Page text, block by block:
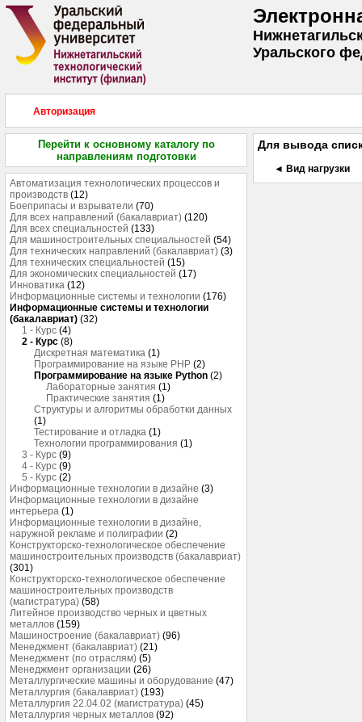
Уральского
Авторизация
Перейти к основному каталогу по
направлениям подготовки
Автоматизация технологических процессов и
производств (12)
Боеприпасы и взрыватели (70)
Для всех направлений (бакалавриат) (120)
Для всех специальностей (133)
Для машиностроительных специальностей (54)
Для технических направлений (бакалавриат) (3)
Для технических специальностей (15)
Для экономических специальностей (17)
Инноватика (12)
Информационные системы и технологии (176)
Информационные системы и технологии
(бакалавриат) (32)
1 - Курс (4)
2 - Курс (8)
Дискретная математика (1)
Программирование на языке PHP (2)
Программирование на языке Python (2)
Лабораторные занятия (1)
Практические занятия (1)
Структуры и алгоритмы обработки данных
(1)
Тестирование и отладка (1)
Технологии программирования (1)
3 - Курс (9)
4 - Курс (9)
5 - Курс (2)
Информационные технологии в дизайне (3)
Информационные технологии в дизайне
интерьера (1)
Информационные технологии в дизайне,
наружной рекламе и полиграфии (2)
Конструкторско-технологическое обеспечение
машиностроительных производств (бакалавриат)
(301)
Конструкторско-технологическое обеспечение
машиностроительных производств
(магистратура) (58)
Литейное производство черных и цветных
металлов (159)
Машиностроение (бакалавриат) (96)
Менеджмент (бакалавриат) (21)
Менеджмент (по отраслям) (5)
Менеджмент организации (26)
Металлургические машины и оборудование (47)
Металлургия (бакалавриат) (193)
Металлургия 22.04.02 (магистратура) (45)
Металлургия черных металлов (92)
Для вывода
◄ Вид нагрузки